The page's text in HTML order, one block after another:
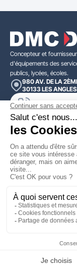
Concepteur et
d'équipements des
publics, lycées, écoles.
980 AV. DE LA
30133 LES ANGLES
04 66 74 69
Catalogue
DMC Direct
Marques
4.4
100 avis clients
Copyright 2000 -